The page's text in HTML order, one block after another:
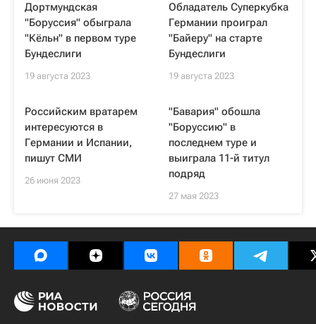
Дортмундская
"Боруссия" обыграла
"Кёльн" в первом туре
Бундеслиги
19 августа 2023
Обладатель Суперкубка
Германии проиграл
"Байеру" на старте
Бундеслиги
19 августа 2023
Российским вратарем
интересуются в
Германии и Испании,
пишут СМИ
26 июня 2023
"Бавария" обошла
"Боруссию" в
последнем туре и
выиграла 11-й титул
подряд
27 мая 2023